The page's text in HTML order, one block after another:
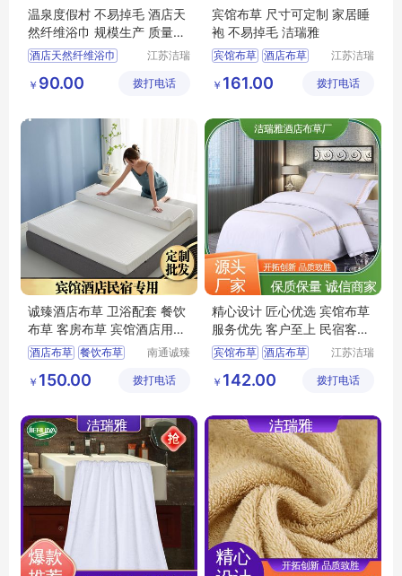
温泉度假村 不易掉毛 酒店天
然纤维浴巾 规模生产 质量保
障 洁瑞雅
酒店天然纤维浴巾
客房布草 酒店布草
江苏洁瑞
有限公司
￥ 90.00 拨打电话
宾馆布草 尺寸可定制 家居睡
袍 不易掉毛 洁瑞雅
宾馆布草 酒店布草
宾馆睡袍 酒店睡袍
江苏洁瑞
有限公司
￥ 161.00 拨打电话
诚臻酒店布草 卫浴配套 餐饮
布草 客房布草 宾馆酒店用品
宾馆布草
酒店布草 餐饮布草
南通诚臻
公司
￥ 150.00 拨打电话
精心设计 匠心优选 宾馆布草
服务优先 客户至上 民宿客栈
套件 洁瑞雅
宾馆布草 酒店布草
客房布草
江苏洁瑞
有限公司
￥ 142.00 拨打电话